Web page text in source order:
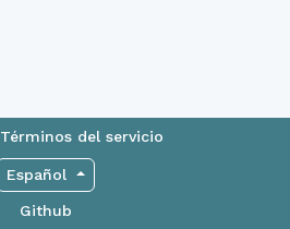
Términos del servicio
Español
Github